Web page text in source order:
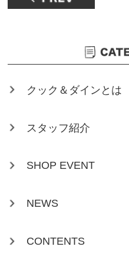
クック＆ダインとは
スタッフ紹介
SHOP EVENT
NEWS
CONTENTS